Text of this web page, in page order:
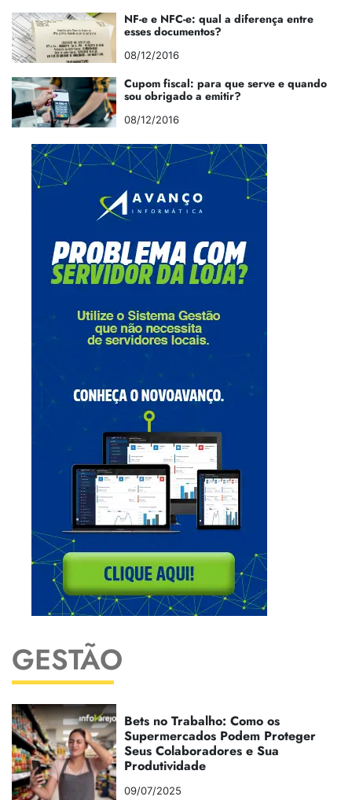
NF-e e NFC-e: qual a diferença entre
esses documentos?
08/12/2016
Cupom fiscal: para que serve e quando
sou obrigado a emitir?
08/12/2016
GESTÃO
Bets no Trabalho: Como os
Supermercados Podem Proteger
Seus Colaboradores e Sua
Produtividade
09/07/2025